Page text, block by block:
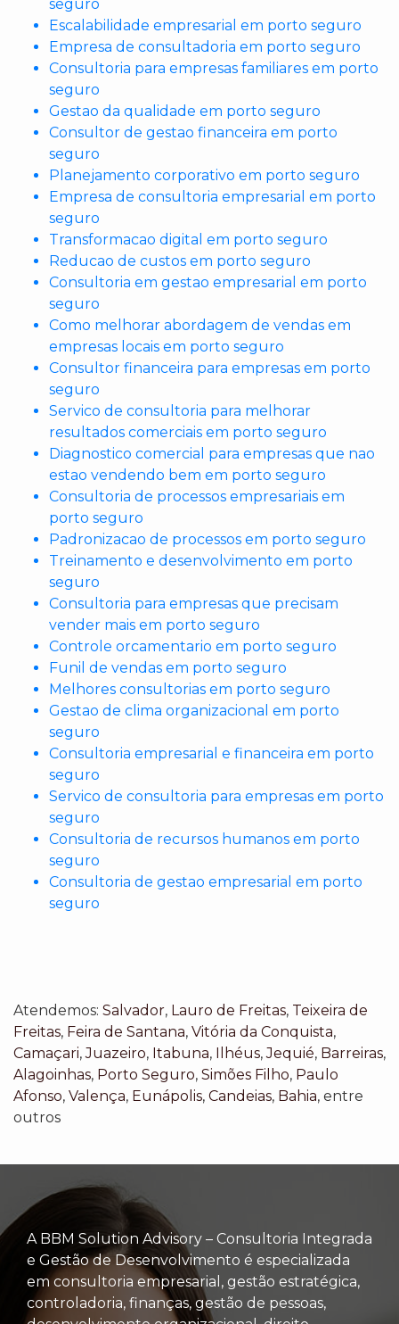
seguro
Escalabilidade empresarial em porto seguro
Empresa de consultadoria em porto seguro
Consultoria para empresas familiares em porto
seguro
Gestao da qualidade em porto seguro
Consultor de gestao financeira em porto
seguro
Planejamento corporativo em porto seguro
Empresa de consultoria empresarial em porto
seguro
Transformacao digital em porto seguro
Reducao de custos em porto seguro
Consultoria em gestao empresarial em porto
seguro
Como melhorar abordagem de vendas em
empresas locais em porto seguro
Consultor financeira para empresas em porto
seguro
Servico de consultoria para melhorar
resultados comerciais em porto seguro
Diagnostico comercial para empresas que nao
estao vendendo bem em porto seguro
Consultoria de processos empresariais em
porto seguro
Padronizacao de processos em porto seguro
Treinamento e desenvolvimento em porto
seguro
Consultoria para empresas que precisam
vender mais em porto seguro
Controle orcamentario em porto seguro
Funil de vendas em porto seguro
Melhores consultorias em porto seguro
Gestao de clima organizacional em porto
seguro
Consultoria empresarial e financeira em porto
seguro
Servico de consultoria para empresas em porto
seguro
Consultoria de recursos humanos em porto
seguro
Consultoria de gestao empresarial em porto
seguro
Atendemos: Salvador, Lauro de Freitas, Teixeira de
Freitas, Feira de Santana, Vitória da Conquista,
Camaçari,Juazeiro, Itabuna, Ilhéus,Jequié, Barreiras,
Alagoinhas, Porto Seguro, Simões Filho, Paulo
Afonso, Valença, Eunápolis, Candeias, Bahia, entre
outros
A BBM Solution Advisory – Consultoria Integrada
e Gestão de Desenvolvimento é especializada
em consultoria empresarial, gestão estratégica,
controladoria, finanças, gestão de pessoas,